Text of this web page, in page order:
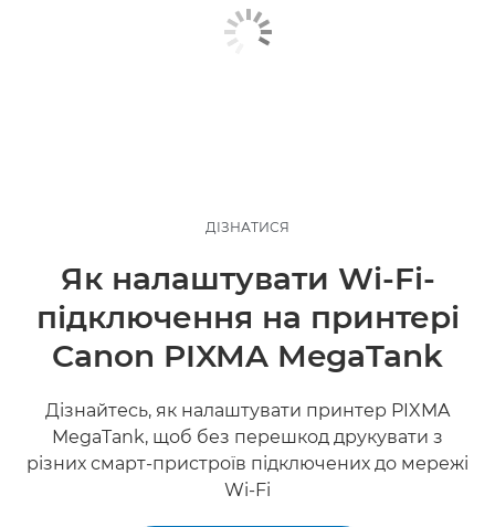
ДІЗНАТИСЯ
Як налаштувати Wi-Fi-
підключення на принтері
Canon PIXMA MegaTank
Дізнайтесь, як налаштувати принтер PIXMA
MegaTank, щоб без перешкод друкувати з
різних смарт-пристроїв підключених до мережі
Wi-Fi